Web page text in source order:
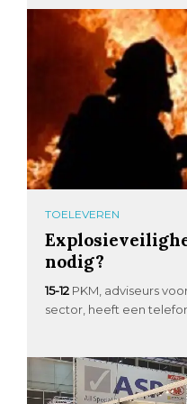
TOELEVEREN
nodig?
15-12 PKM, adviseurs
sector, heeft een